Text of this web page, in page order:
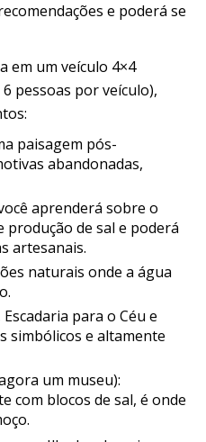
e poderá se
em um veículo 4×4
pessoas por veículo),
paisagem pós-
abandonadas,
aprenderá sobre o
produção de sal e poderá
artesanais.
naturais onde a água
para o Céu e
simbólicos e altamente
um museu):
com blocos de sal, é onde